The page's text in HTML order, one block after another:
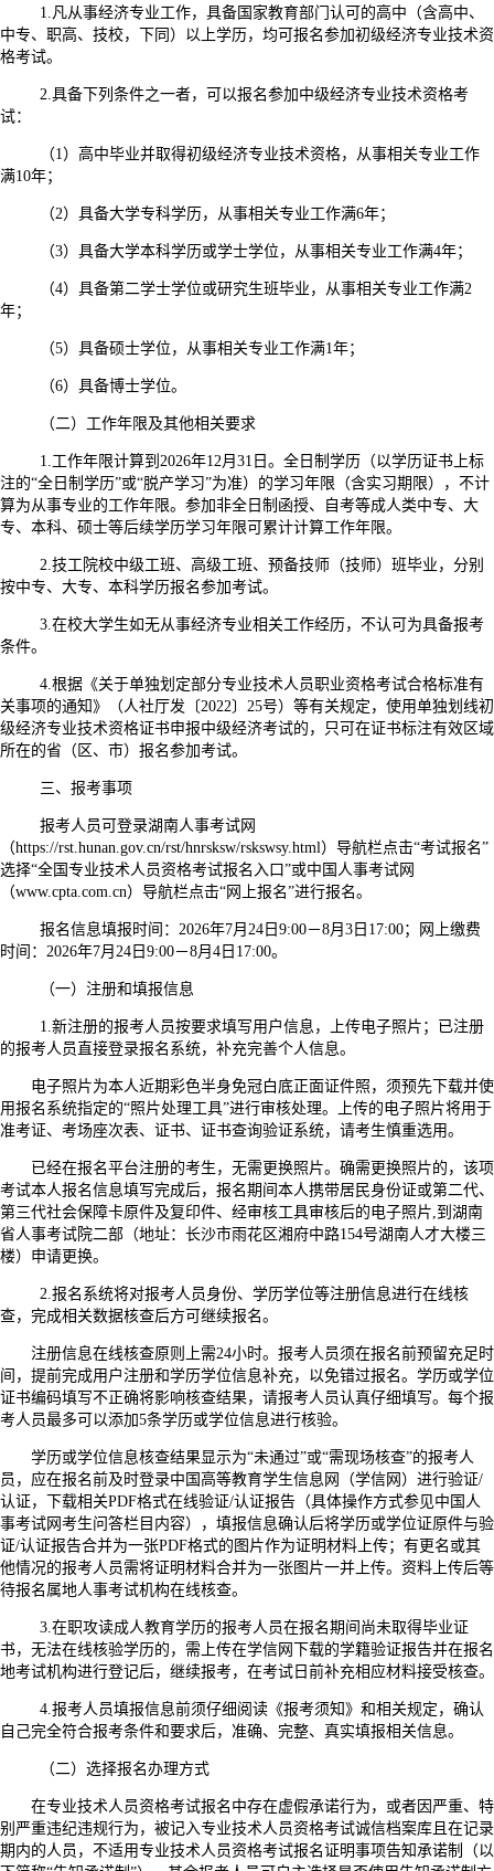
1.凡从事经济专业工作，具备国家教育部门认可的高中（含高中、
中专、职高、技校，下同）以上学历，均可报名参加初级经济专业技术资
格考试。
2.具备下列条件之一者，可以报名参加中级经济专业技术资格考
试：
（1）高中毕业并取得初级经济专业技术资格，从事相关专业工作
满10年；
（2）具备大学专科学历，从事相关专业工作满6年；
（3）具备大学本科学历或学士学位，从事相关专业工作满4年；
（4）具备第二学士学位或研究生班毕业，从事相关专业工作满2
年；
（5）具备硕士学位，从事相关专业工作满1年；
（6）具备博士学位。
（二）工作年限及其他相关要求
1.工作年限计算到2026年12月31日。全日制学历（以学历证书上标
注的“全日制学历”或“脱产学习”为准）的学习年限（含实习期限），不计
算为从事专业的工作年限。参加非全日制函授、自考等成人类中专、大
专、本科、硕士等后续学历学习年限可累计计算工作年限。
2.技工院校中级工班、高级工班、预备技师（技师）班毕业，分别
按中专、大专、本科学历报名参加考试。
3.在校大学生如无从事经济专业相关工作经历，不认可为具备报考
条件。
4.根据《关于单独划定部分专业技术人员职业资格考试合格标准有
关事项的通知》（人社厅发〔2022〕25号）等有关规定，使用单独划线初
级经济专业技术资格证书申报中级经济考试的，只可在证书标注有效区域
所在的省（区、市）报名参加考试。
三、报考事项
报考人员可登录湖南人事考试网
（https://rst.hunan.gov.cn/rst/hnrsksw/rskswsy.html）导航栏点击“考试报名”
选择“全国专业技术人员资格考试报名入口”或中国人事考试网
（www.cpta.com.cn）导航栏点击“网上报名”进行报名。
报名信息填报时间：2026年7月24日9:00－8月3日17:00；网上缴费
时间：2026年7月24日9:00－8月4日17:00。
（一）注册和填报信息
1.新注册的报考人员按要求填写用户信息，上传电子照片；已注册
的报考人员直接登录报名系统，补充完善个人信息。
电子照片为本人近期彩色半身免冠白底正面证件照，须预先下载并使
用报名系统指定的“照片处理工具”进行审核处理。上传的电子照片将用于
准考证、考场座次表、证书、证书查询验证系统，请考生慎重选用。
已经在报名平台注册的考生，无需更换照片。确需更换照片的，该项
考试本人报名信息填写完成后，报名期间本人携带居民身份证或第二代、
第三代社会保障卡原件及复印件、经审核工具审核后的电子照片,到湖南
省人事考试院二部（地址：长沙市雨花区湘府中路154号湖南人才大楼三
楼）申请更换。
2.报名系统将对报考人员身份、学历学位等注册信息进行在线核
查，完成相关数据核查后方可继续报名。
注册信息在线核查原则上需24小时。报考人员须在报名前预留充足时
间，提前完成用户注册和学历学位信息补充，以免错过报名。学历或学位
证书编码填写不正确将影响核查结果，请报考人员认真仔细填写。每个报
考人员最多可以添加5条学历或学位信息进行核验。
学历或学位信息核查结果显示为“未通过”或“需现场核查”的报考人
员，应在报名前及时登录中国高等教育学生信息网（学信网）进行验证/
认证，下载相关PDF格式在线验证/认证报告（具体操作方式参见中国人
事考试网考生问答栏目内容），填报信息确认后将学历或学位证原件与验
证/认证报告合并为一张PDF格式的图片作为证明材料上传；有更名或其
他情况的报考人员需将证明材料合并为一张图片一并上传。资料上传后等
待报名属地人事考试机构在线核查。
3.在职攻读成人教育学历的报考人员在报名期间尚未取得毕业证
书，无法在线核验学历的，需上传在学信网下载的学籍验证报告并在报名
地考试机构进行登记后，继续报考，在考试日前补充相应材料接受核查。
4.报考人员填报信息前须仔细阅读《报考须知》和相关规定，确认
自己完全符合报考条件和要求后，准确、完整、真实填报相关信息。
（二）选择报名办理方式
在专业技术人员资格考试报名中存在虚假承诺行为，或者因严重、特
别严重违纪违规行为，被记入专业技术人员资格考试诚信档案库且在记录
期内的人员，不适用专业技术人员资格考试报名证明事项告知承诺制（以